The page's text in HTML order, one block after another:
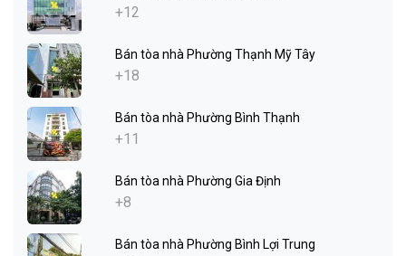
+12
Bán tòa nhà Phường Thạnh Mỹ Tây
+18
Bán tòa nhà Phường Bình Thạnh
+11
Bán tòa nhà Phường Gia Định
+8
Bán tòa nhà Phường Bình Lợi Trung